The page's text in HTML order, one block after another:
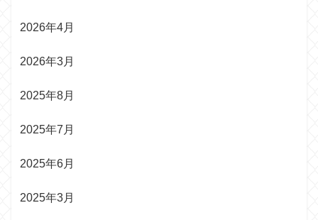
2026年4月
2026年3月
2025年8月
2025年7月
2025年6月
2025年3月